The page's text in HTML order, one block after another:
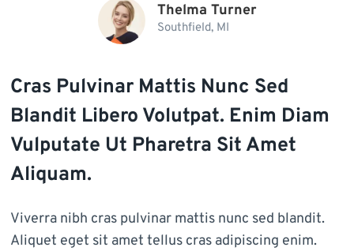
Thelma Turner
Southfield, MI
Cras Pulvinar Mattis Nunc Sed
Blandit Libero Volutpat. Enim Diam
Vulputate Ut Pharetra Sit Amet
Aliquam.
Viverra nibh cras pulvinar mattis nunc sed blandit.
Aliquet eget sit amet tellus cras adipiscing enim.